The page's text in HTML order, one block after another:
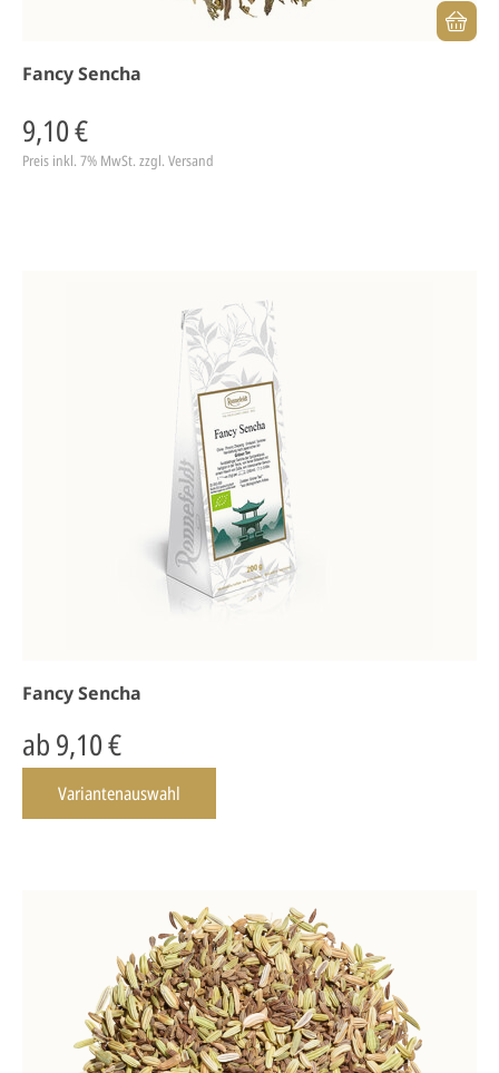
Fancy Sencha
9,10 €
Preis inkl. 7% MwSt. zzgl. Versand
Fancy Sencha
ab 9,10 €
Variantenauswahl